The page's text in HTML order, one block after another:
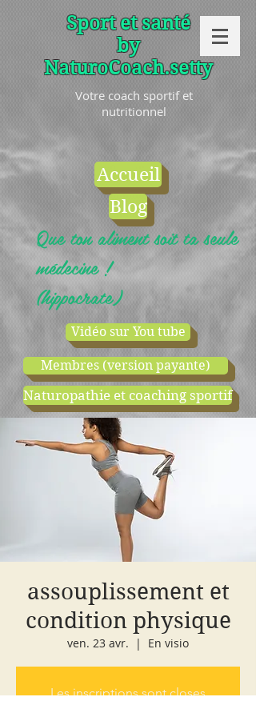
Sport et santé
by
NaturoCoach.setty
Votre coach sportif et
nutritionnel
Accueil
Blog
Que ton aliment soit ta seule
médecine !
(hippocrate)
Vidéo sur You tube
Membres (version payante)
Naturopathie et coaching sportif
cours d'essai boutique
assouplissement et
condition physique
ven. 23 avr.
  |
En visio
Les inscriptions sont closes